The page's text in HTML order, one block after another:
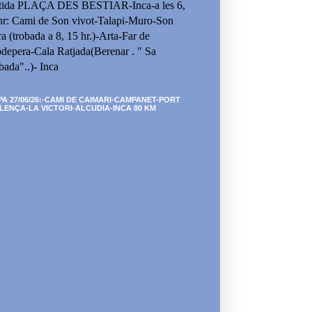
PLAÇA DES BESTIAR-Inca-a les 6,
Cami de Son vivot-Talapi-Muro-Son
(trobada a 8, 15 hr.)-Arta-Far de
Cala Ratjada(Berenar . " Sa
Inca
27/06/26:-CAMI DE CAIMARI-CAMPANET-PORT
LA VICTORI-ALCUDIA-INCA 80 KM